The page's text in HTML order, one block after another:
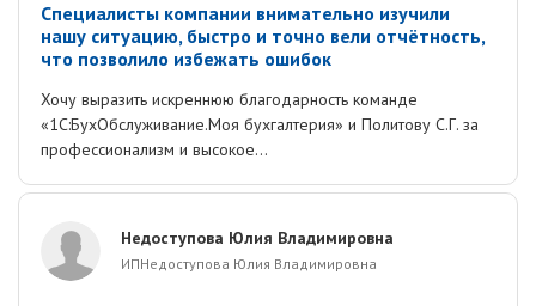
Специалисты компании внимательно изучили
нашу ситуацию, быстро и точно вели отчётность,
что позволило избежать ошибок
Хочу выразить искреннюю благодарность команде
«1С:БухОбслуживание.Моя бухгалтерия» и Политову С.Г. за
профессионализм и высокое...
Недоступова Юлия Владимировна
ИПНедоступова Юлия Владимировна